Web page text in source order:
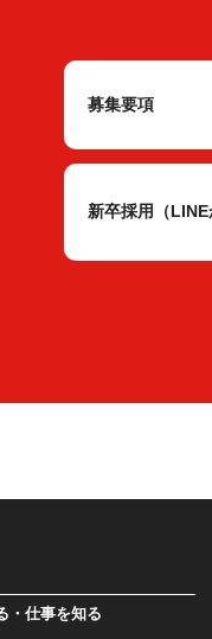
募集要項
新卒採用（LINE
・仕事を知る